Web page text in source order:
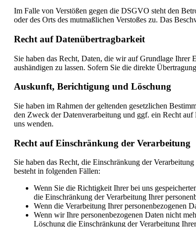
Im Falle von Verstößen gegen die DSGVO steht den
oder des Orts des mutmaßlichen Verstoßes zu. Das
Recht auf Daten­übertrag­barkeit
Sie haben das Recht, Daten, die wir auf Grundlage Ihrer
aushändigen zu lassen. Sofern Sie die direkte
Auskunft, Berichtigung und Löschung
Sie haben im Rahmen der geltenden gesetzlichen
den Zweck der Datenverarbeitung und ggf. ein Recht
uns wenden.
Recht auf Einschränkung der Verarbeitung
Sie haben das Recht, die Einschränkung der
besteht in folgenden Fällen:
Wenn Sie die Richtigkeit Ihrer bei uns
die Einschränkung der Verarbeitung Ihrer
Wenn die Verarbeitung Ihrer personenbezogenen
Wenn wir Ihre personenbezogenen Daten nicht
Löschung die Einschränkung der Verarbeitung